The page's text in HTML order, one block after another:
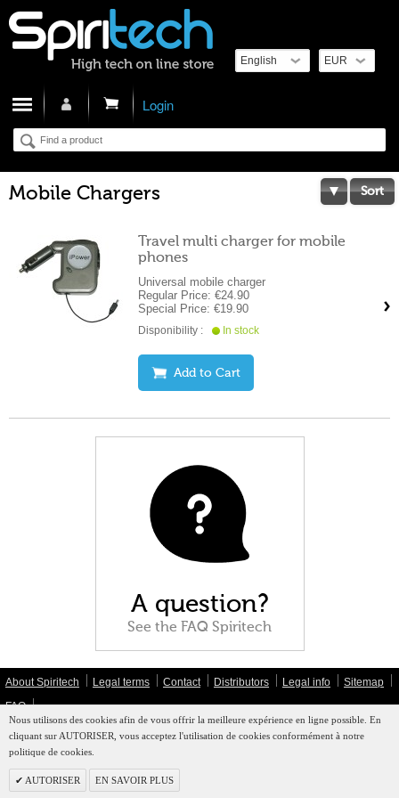
Login
Mobile Chargers Sort
Travel multi charger for mobile
phones
Universal mobile charger
Regular Price: €24.90
Special Price: €19.90
Disponibility : In stock
Add to Cart
A question?
See the FAQ Spiritech
About Spiritech Legal terms Contact Distributors Legal info
Sitemap
FAQ
Nous utilisons des cookies afin de vous offrir la meilleure expérience en ligne possible. En
cliquant sur AUTORISER, vous acceptez l'utilisation de cookies conformément à notre
politique de cookies.
AUTORISER EN SAVOIR PLUS